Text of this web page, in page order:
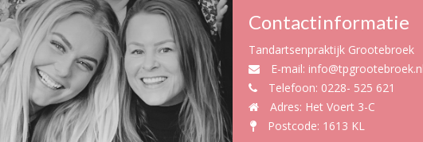
Contactinformatie
Tandartsenpraktijk Grootebroek
E-mail:
Telefoon: 0228- 525 621
Adres: Het Voert 3-C
Postcode: 1613 KL